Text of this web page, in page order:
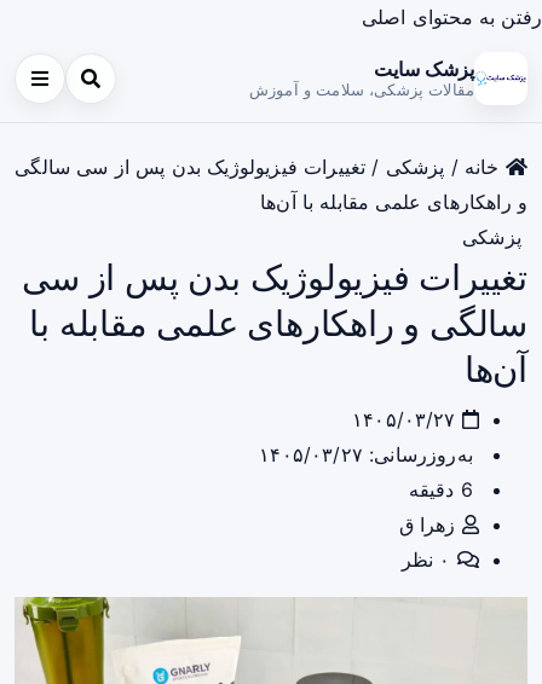
رفتن به محتوای اصلی
پزشک سایت
مقالات پزشکی، سلامت و آموزش
خانه / پزشکی / تغییرات فیزیولوژیک بدن پس از سی سالگی
و راهکارهای علمی مقابله با آن‌ها
پزشکی
تغییرات فیزیولوژیک بدن پس از سی
سالگی و راهکارهای علمی مقابله با
آن‌ها
به‌روزرسانی: ۱۴۰۵/۰۳/۲۷
زهرا ق